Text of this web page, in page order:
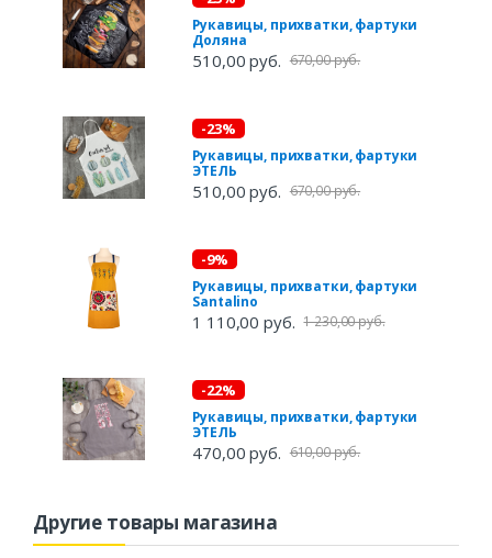
Рукавицы, прихватки, фартуки
Доляна
510,00 руб. 670,00 руб.
-23%
Рукавицы, прихватки, фартуки
ЭТЕЛЬ
510,00 руб. 670,00 руб.
-9%
Рукавицы, прихватки, фартуки
Santalino
1 110,00 руб. 1 230,00 руб.
-22%
Рукавицы, прихватки, фартуки
ЭТЕЛЬ
470,00 руб. 610,00 руб.
Другие товары магазина